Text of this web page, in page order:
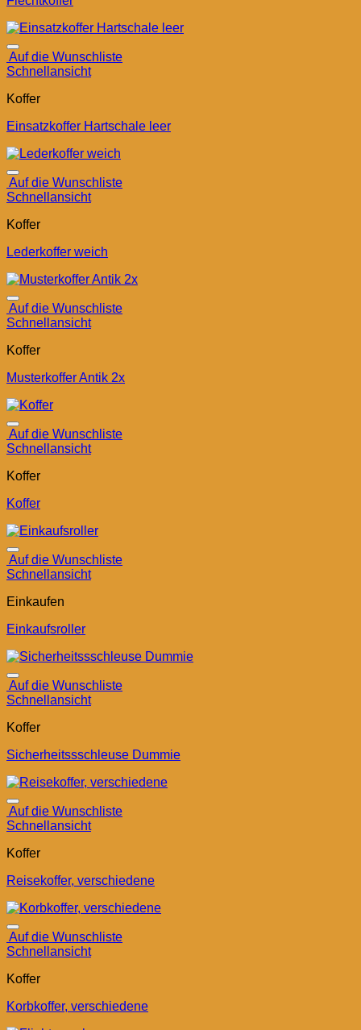
Auf die Wunschliste
Schnellansicht
Koffer
Einsatzkoffer Hartschale leer
Auf die Wunschliste
Schnellansicht
Koffer
Lederkoffer weich
Auf die Wunschliste
Schnellansicht
Koffer
Musterkoffer Antik 2x
Auf die Wunschliste
Schnellansicht
Koffer
Koffer
Auf die Wunschliste
Schnellansicht
Einkaufen
Einkaufsroller
Auf die Wunschliste
Schnellansicht
Koffer
Sicherheitssschleuse Dummie
Auf die Wunschliste
Schnellansicht
Koffer
Reisekoffer, verschiedene
Auf die Wunschliste
Schnellansicht
Koffer
Korbkoffer, verschiedene